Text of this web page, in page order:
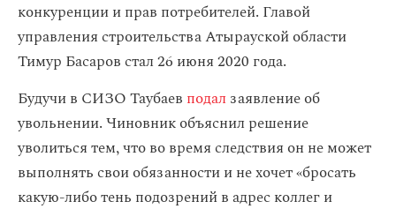
конкуренции и прав потребителей. Главой
управления строительства Атырауской области
Тимур Басаров стал 26 июня 2020 года.
Будучи в СИЗО Таубаев подал заявление об
увольнении. Чиновник объяснил решение
уволиться тем, что во время следствия он не может
выполнять свои обязанности и не хочет «бросать
какую-либо тень подозрений в адрес коллег и